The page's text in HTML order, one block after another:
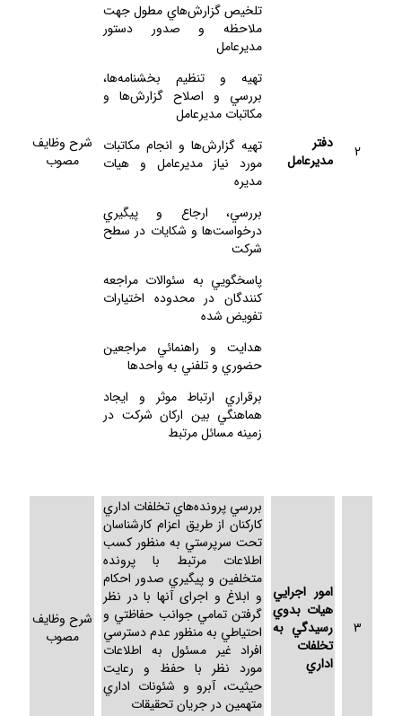
2
دفتر
مديرعامل
تلخيص گزارش‌هاي مطول جهت
ملاحظه و صدور دستور
مديرعامل
تهيه و تنظيم بخشنامه‌ها،
بررسي و اصلاح گزارش‌ها و
مكاتبات مديرعامل
تهيه گزارش‌ها و انجام مكاتبات
مورد نياز مديرعامل و هيات
مديره
بررسي، ارجاع و پيگيري
درخواست‌ها و شكايات در سطح
شركت
پاسخگويي به سئوالات مراجعه
كنندگان در محدوده اختيارات
تفويض شده
هدايت و راهنمائي مراجعين
حضوري و تلفني به واحدها
برقراري ارتباط موثر و ايجاد
هماهنگي بين اركان شركت در
زمينه مسائل مرتبط
شرح وظايف
مصوب
3
امور اجرايي
هيات بدوي
رسيدگي به
تخلفات
اداري
بررسي پرونده‌هاي تخلفات اداري
كاركنان از طريق اعزام كارشناسان
تحت سرپرستي به منظور كسب
اطلاعات مرتبط با پرونده
متخلفين و پيگيري صدور احكام
و ابلاغ و اجرای آنها با در نظر
گرفتن تمامي جوانب حفاظتي و
احتياطي به منظور عدم دسترسي
افراد غير مسئول به اطلاعات
مورد نظر با حفظ و رعايت
حيثيت، آبرو و شئونات اداري
متهمين در جريان تحقيقات
شرح وظايف
مصوب